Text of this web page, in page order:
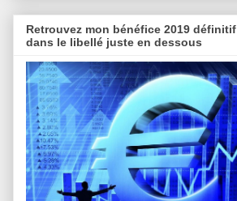
Retrouvez mon bénéfice 2019 définitif
dans le libellé juste en dessous